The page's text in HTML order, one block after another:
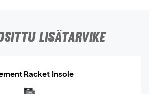
LISÄTARVIKE
Racket Insole